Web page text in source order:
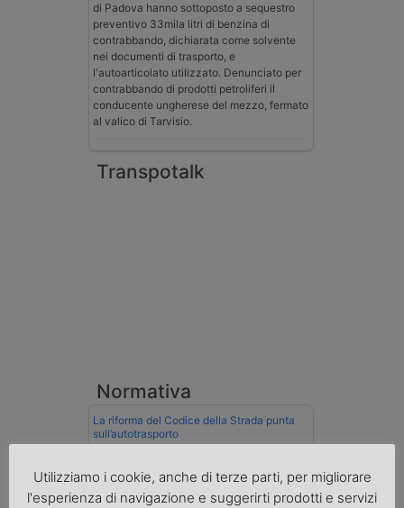
di Padova hanno sottoposto a sequestro
preventivo 33mila litri di benzina di
contrabbando, dichiarata come solvente
nei documenti di trasporto, e
l'autoarticolato utilizzato. Denunciato per
contrabbando di prodotti petroliferi il
conducente ungherese del mezzo, fermato
al valico di Tarvisio.
Transpotalk
Normativa
La riforma del Codice della Strada punta
sull’autotrasporto
Imprenditore di Prato assolto per infortunio
col muletto
Utilizziamo i cookie, anche di terze parti, per migliorare
l'esperienza di navigazione e suggerirti prodotti e servizi